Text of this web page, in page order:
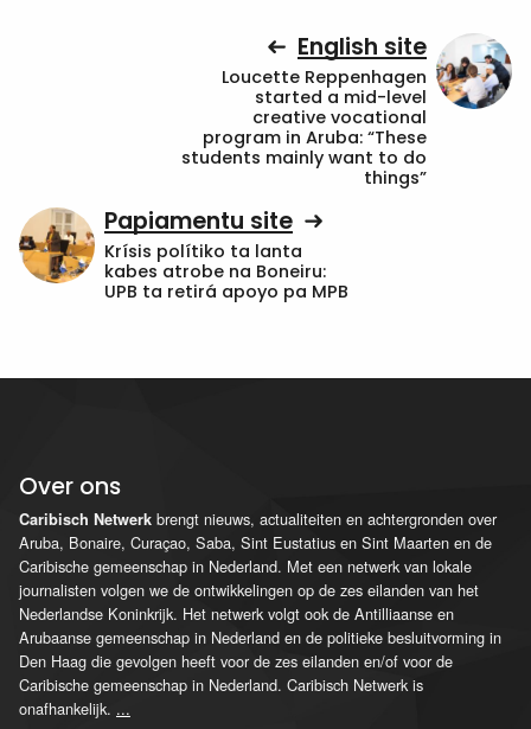
English site
Loucette Reppenhagen
started a mid-level
creative vocational
program in Aruba: “These
students mainly want to do
things”
Papiamentu site
Krísis polítiko ta lanta
kabes atrobe na Boneiru:
UPB ta retirá apoyo pa MPB
Over ons
Caribisch Netwerk brengt nieuws, actualiteiten en achtergronden over
Aruba, Bonaire, Curaçao, Saba, Sint Eustatius en Sint Maarten en de
Caribische gemeenschap in Nederland. Met een netwerk van lokale
journalisten volgen we de ontwikkelingen op de zes eilanden van het
Nederlandse Koninkrijk. Het netwerk volgt ook de Antilliaanse en
Arubaanse gemeenschap in Nederland en de politieke besluitvorming in
Den Haag die gevolgen heeft voor de zes eilanden en/of voor de
Caribische gemeenschap in Nederland. Caribisch Netwerk is
onafhankelijk. ...